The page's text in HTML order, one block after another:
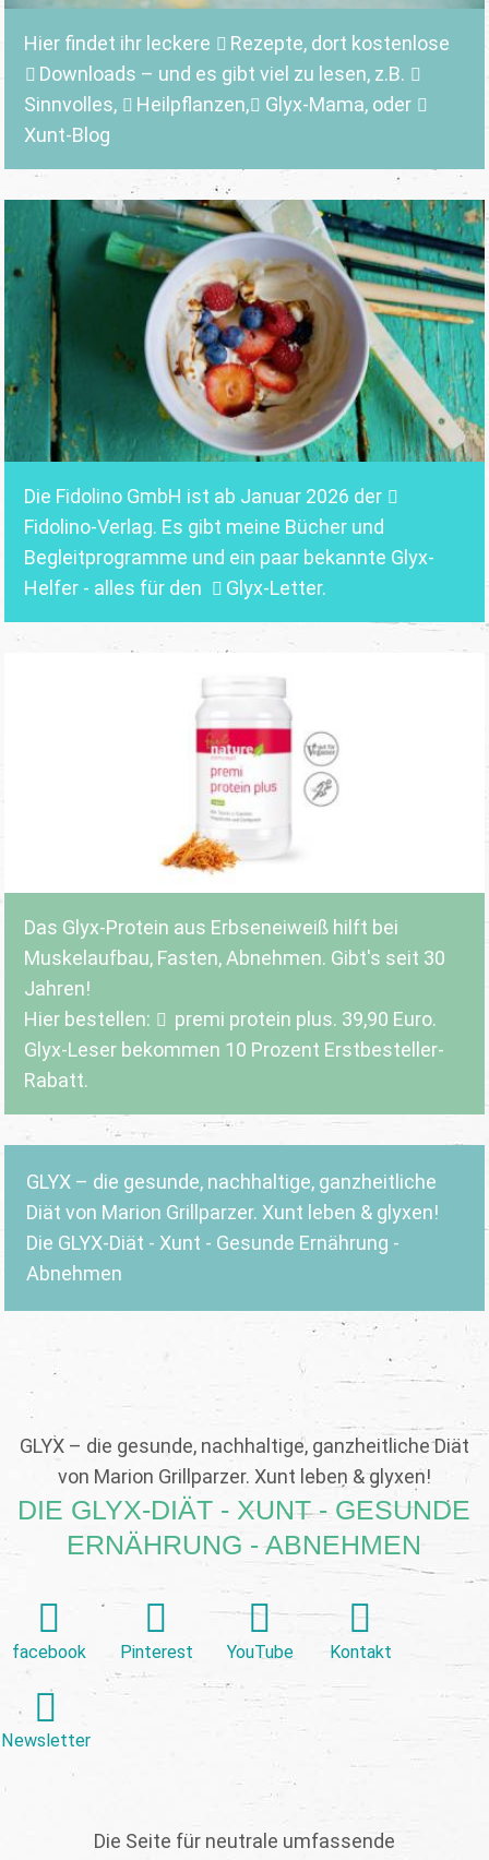
Hier findet ihr leckere Rezepte, dort kostenlose
Downloads – und es gibt viel zu lesen, z.B.
Sinnvolles, Heilpflanzen, Glyx-Mama,oder
Xunt-Blog
Die Fidolino GmbH ist ab Januar 2026 der
Fidolino-Verlag. Es gibt meine Bücher und
Begleitprogramme und ein paar bekannte Glyx-
Helfer - alles für den
Glyx-Letter.
Das Glyx-Protein aus Erbseneiweiß hilft bei
Muskelaufbau, Fasten, Abnehmen. Gibt's seit 30
Jahren!
Hier bestellen:
premi protein plus. 39,90 Euro.
Glyx-Leser bekommen 10 Prozent Erstbesteller-
Rabatt.
GLYX – die gesunde, nachhaltige, ganzheitliche
Diät von Marion Grillparzer. Xunt leben & glyxen!
Die GLYX-Diät - Xunt - Gesunde Ernährung -
Abnehmen
GLYX – die gesunde, nachhaltige, ganzheitliche Diät
von Marion Grillparzer. Xunt leben & glyxen!
DIE GLYX-DIÄT - XUNT - GESUNDE
ERNÄHRUNG - ABNEHMEN
facebook Pinterest YouTube Kontakt
Newsletter
Die Seite für neutrale umfassende